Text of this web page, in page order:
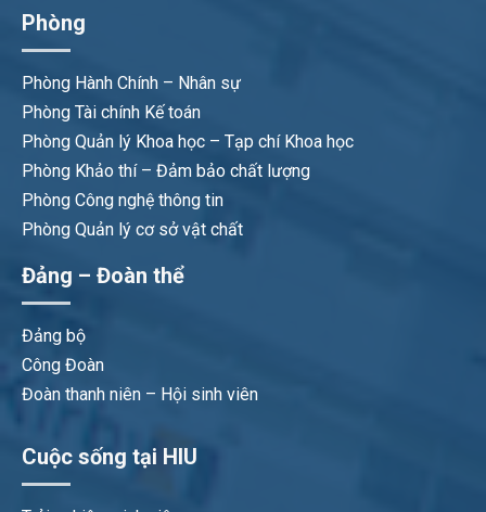
Phòng
Phòng Hành Chính – Nhân sự
Phòng Tài chính Kế toán
Phòng Quản lý Khoa học – Tạp chí Khoa học
Phòng Khảo thí – Đảm bảo chất lượng
Phòng Công nghệ thông tin
Phòng Quản lý cơ sở vật chất
Đảng – Đoàn thể
Đảng bộ
Công Đoàn
Đoàn thanh niên – Hội sinh viên
Cuộc sống tại HIU